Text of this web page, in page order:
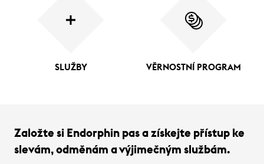
SLUŽBY VĚRNOSTNÍ PROGRAM
Založte si Endorphin pas a získejte přístup ke
slevám, odměnám a výjimečným službám.